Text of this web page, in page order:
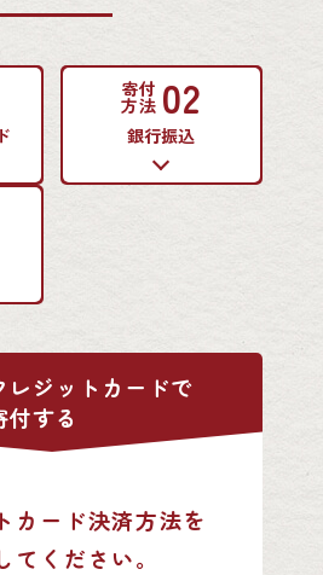
寄付
方法 02
銀行振込
レジットカードで
付する
カード決済方法を
てください。